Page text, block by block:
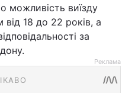
можливість виїзду
від 18 до 22 років, а
за
Реклама